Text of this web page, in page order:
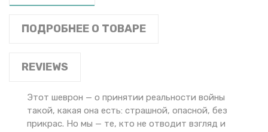
ПОДРОБНЕЕ О ТОВАРЕ
REVIEWS
Этот шеврон — о принятии реальности войны
такой, какая она есть: страшной, опасной, без
прикрас. Но мы — те, кто не отводит взгляд и